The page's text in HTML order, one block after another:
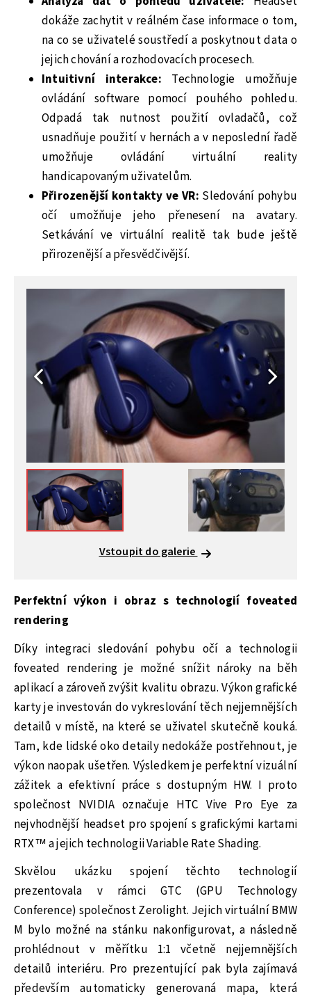
dokáže zachytit v reálném čase informace o tom,
na co se uživatelé soustředí a poskytnout data o
jejich chování a rozhodovacích procesech.
Intuitivní interakce: Technologie umožňuje
ovládání software pomocí pouhého pohledu.
Odpadá tak nutnost použití ovladačů, což
usnadňuje použití v hernách a v neposlední řadě
umožňuje ovládání virtuální reality
handicapovaným uživatelům.
Přirozenější kontakty ve VR: Sledování pohybu
očí umožňuje jeho přenesení na avatary.
Setkávání ve virtuální realitě tak bude ještě
přirozenější a přesvědčivější.
Vstoupit do galerie
Perfektní výkon i obraz s technologií foveated
rendering
Díky integraci sledování pohybu očí a technologii
foveated rendering je možné snížit nároky na běh
aplikací a zároveň zvýšit kvalitu obrazu. Výkon grafické
karty je investován do vykreslování těch nejjemnějších
detailů v místě, na které se uživatel skutečně kouká.
Tam, kde lidské oko detaily nedokáže postřehnout, je
výkon naopak ušetřen. Výsledkem je perfektní vizuální
zážitek a efektivní práce s dostupným HW. I proto
společnost NVIDIA označuje HTC Vive Pro Eye za
nejvhodnější headset pro spojení s grafickými kartami
RTX™ a jejich technologii Variable Rate Shading.
Skvělou ukázku spojení těchto technologií
prezentovala v rámci GTC (GPU Technology
Conference) společnost Zerolight. Jejich virtuální BMW
M bylo možné na stánku nakonfigurovat, a následně
prohlédnout v měřítku 1:1 včetně nejjemnějších
detailů interiéru. Pro prezentující pak byla zajímavá
především automaticky generovaná mapa, která